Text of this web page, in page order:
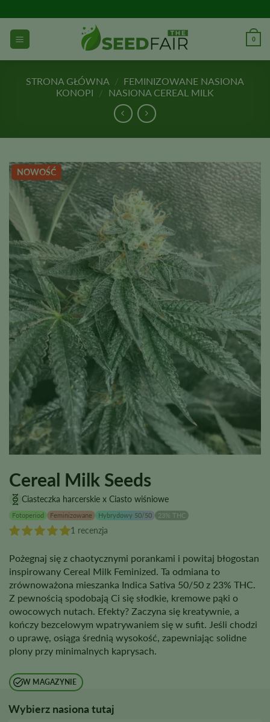
do
treści
0
STRONA GŁÓWNA / FEMINIZOWANE NASIONA
KONOPI
/ NASIONA CEREAL MILK
NOWOŚĆ
Cereal Milk Seeds
Ciasteczka harcerskie x Ciasto wiśniowe
Fotoperiod Feminizowane Hybrydowy 50/50 23% THC
1 recenzja
Pożegnaj się z chaotycznymi porankami i powitaj błogostan
inspirowany Cereal Milk Feminized. Ta odmiana to
zrównoważona mieszanka Indica Sativa 50/50 z 23% THC.
Z pewnością spodobają Ci się słodkie, kremowe pąki o
owocowych nutach. Efekty? Zaczyna się kreatywnie, a
kończy bezcelowym wpatrywaniem się w sufit. Jeśli chodzi
o uprawę, osiąga średnią wysokość, zapewniając solidne
plony przy minimalnych kaprysach.
W MAGAZYNIE
Wybierz nasiona tutaj